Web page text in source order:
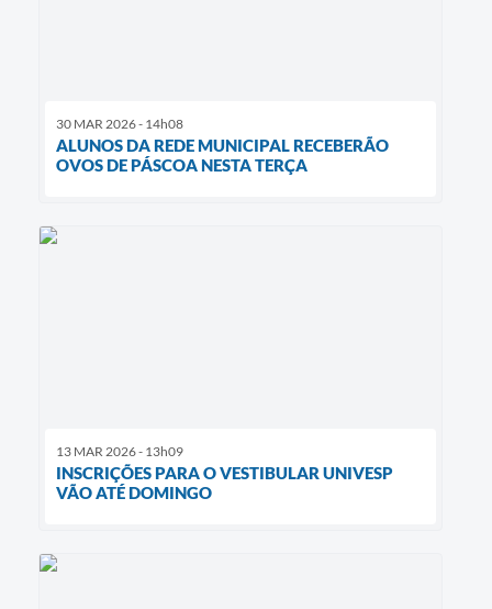
30 MAR 2026 - 14h08
ALUNOS DA REDE MUNICIPAL RECEBERÃO
OVOS DE PÁSCOA NESTA TERÇA
13 MAR 2026 - 13h09
INSCRIÇÕES PARA O VESTIBULAR UNIVESP
VÃO ATÉ DOMINGO